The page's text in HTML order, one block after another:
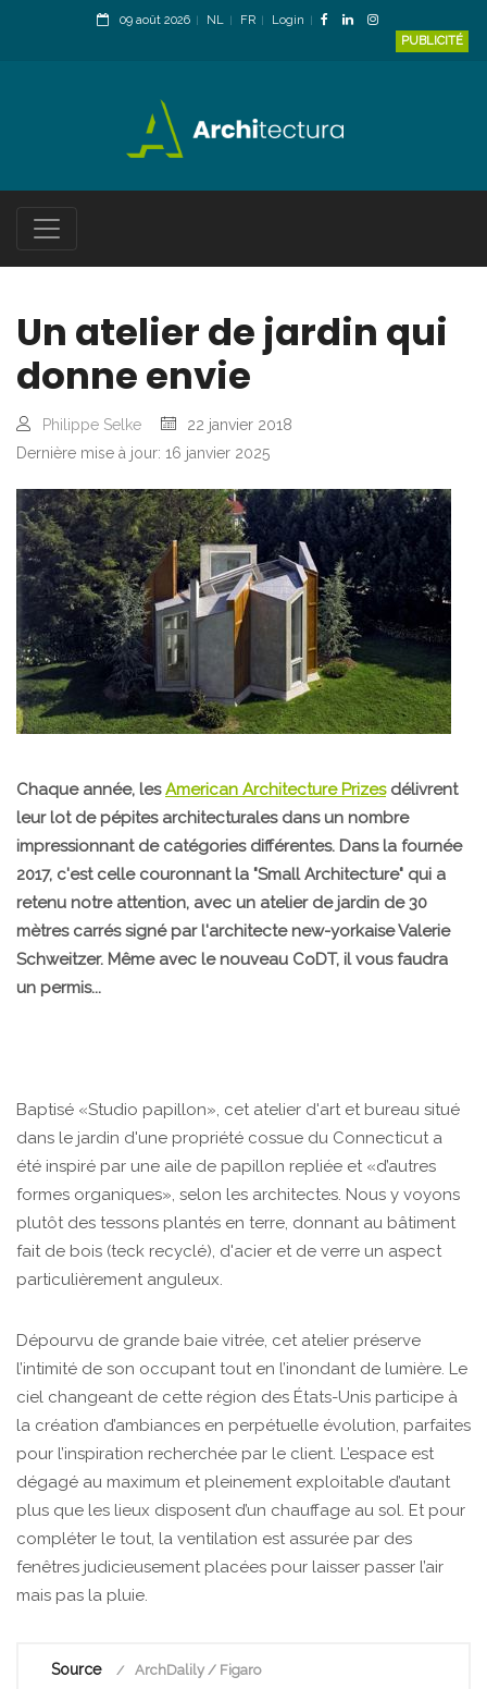
09 août 2026 NL FR
Login
PUBLICITÉ
Un atelier de jardin qui
donne envie
Philippe Selke
22 janvier 2018
Dernière mise à jour: 16 janvier 2025
Chaque année, lesAmerican Architecture Prizesdélivrent
leur lot de pépites architecturales dans un nombre
impressionnant de catégories différentes. Dans la fournée
2017, c'est celle couronnant la "Small Architecture" qui a
retenu notre attention, avec un atelier de jardin de 30
mètres carrés signé par l'architecte new-yorkaise Valerie
Schweitzer. Même avec le nouveau CoDT, il vous faudra
un permis...
Baptisé «Studio papillon», cet atelier d'art et bureau situé
dans le jardin d'une propriété cossue du Connecticut a
été inspiré par une aile de papillon repliée et «d’autres
formes organiques», selon les architectes. Nous y voyons
plutôt des tessons plantés en terre, donnant au bâtiment
fait de bois (teck recyclé), d'acier et de verre un aspect
particulièrement anguleux.
Dépourvu de grande baie vitrée, cet atelier préserve
l’intimité de son occupant tout en l’inondant de lumière. Le
ciel changeant de cette région des États-Unis participe à
la création d’ambiances en perpétuelle évolution, parfaites
pour l’inspiration recherchée par le client. L’espace est
dégagé au maximum et pleinement exploitable d’autant
plus que les lieux disposent d’un chauffage au sol. Et pour
compléter le tout, la ventilation est assurée par des
fenêtres judicieusement placées pour laisser passer l’air
mais pas la pluie.
Source ArchDalily / Figaro